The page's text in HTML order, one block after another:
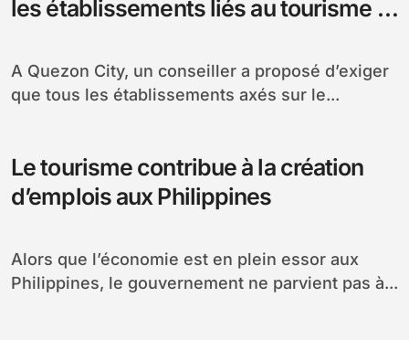
les établissements liés au tourisme à
A Quezon City, un conseiller a proposé d’exiger
que tous les établissements axés sur le...
Le tourisme contribue à la création
d’emplois aux Philippines
Alors que l’économie est en plein essor aux
Philippines, le gouvernement ne parvient pas à...